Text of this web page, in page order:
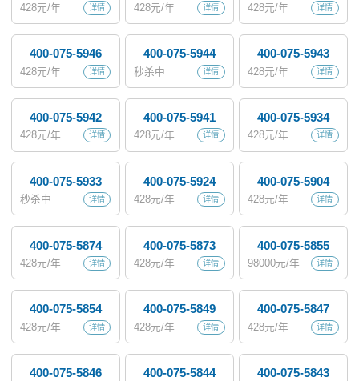
详情
428元/年 详情
428元/年 详情
428元/年
400-075-5946
详情
428元/年
400-075-5944
详情
秒杀中
400-075-5943
详情
428元/年
400-075-5942
详情
428元/年
400-075-5941
详情
428元/年
400-075-5934
详情
428元/年
400-075-5933
详情
秒杀中
400-075-5924
详情
428元/年
400-075-5904
详情
428元/年
400-075-5874
详情
428元/年
400-075-5873
详情
428元/年
400-075-5855
详情
98000元/年
400-075-5854
详情
428元/年
400-075-5849
详情
428元/年
400-075-5847
详情
428元/年
400-075-5846 400-075-5844 400-075-5843